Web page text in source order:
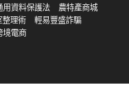
用資料保護法
農特產商城
整理術
輕易豐盛詐騙
境電商